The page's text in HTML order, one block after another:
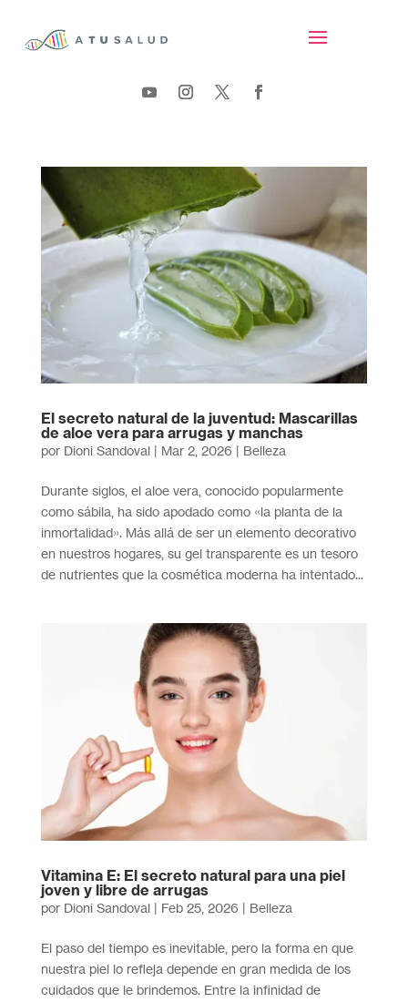
El secreto natural de la juventud: Mascarillas
de aloe vera para arrugas y manchas
por Dioni Sandoval| Mar 2, 2026 | Belleza
Durante siglos, el aloe vera, conocido popularmente
como sábila, ha sido apodado como «la planta de la
inmortalidad». Más allá de ser un elemento decorativo
en nuestros hogares, su gel transparente es un tesoro
de nutrientes que la cosmética moderna ha intentado...
Vitamina E: El secreto natural para una piel
joven y libre de arrugas
por Dioni Sandoval| Feb 25, 2026 | Belleza
El paso del tiempo es inevitable, pero la forma en que
nuestra piel lo refleja depende en gran medida de los
cuidados que le brindemos. Entre la infinidad de